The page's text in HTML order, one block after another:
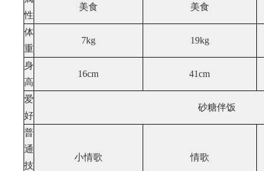
性
美食 美食
体
重
7kg 19kg
身
高
16cm 41cm
爱
好
砂糖伴饭
普
通
技
小情歌 情歌